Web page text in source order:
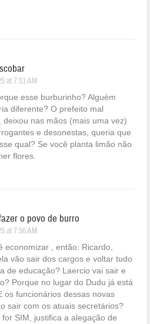
at 7:51 AM
esse burburinho? Alguém
diferente? O prefeito mal
deixou nas mãos (mais uma vez)
e desonestas, queria que
qual? Se você planta limão não
flores.
o povo de burro
at 7:56 AM
economizar , então: Ricardo,
vão sair dos cargos e voltar tudo
de educação? Laercio vai sair e
Porque no lugar do Dudu já está
os funcionários dessas novas
sair com os atuais secretários?
SIM, justifica a alegação de